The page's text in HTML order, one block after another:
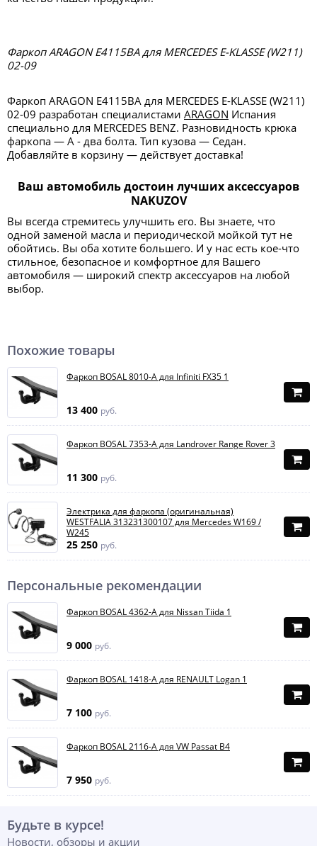
Фаркоп ARAGON E4115BA для MERCEDES E-KLASSE (W211)
02-09
Фаркоп ARAGON E4115BA для MERCEDES E-KLASSE (W211)
02-09 разработан специалистами ARAGON Испания
специально для MERCEDES BENZ. Разновидность крюка
фаркопа — А - два болта. Тип кузова — Седан.
Добавляйте в корзину — действует доставка!
Ваш автомобиль достоин лучших аксессуаров
NAKUZOV
Вы всегда стремитесь улучшить его. Вы знаете, что
одной заменой масла и периодической мойкой тут не
обойтись. Вы оба хотите большего. И у нас есть кое-что
стильное, безопасное и комфортное для Вашего
автомобиля — широкий спектр аксессуаров на любой
выбор.
Похожие товары
Фаркоп BOSAL 8010-A для Infiniti FX35 1
13 400 руб.
Фаркоп BOSAL 7353-A для Landrover Range Rover 3
11 300 руб.
Электрика для фаркопа (оригинальная)
WESTFALIA 313231300107 для Mercedes W169 /
W245
25 250 руб.
Персональные рекомендации
Фаркоп BOSAL 4362-A для Nissan Tiida 1
9 000 руб.
Фаркоп BOSAL 1418-A для RENAULT Logan 1
7 100 руб.
Фаркоп BOSAL 2116-A для VW Passat B4
7 950 руб.
Будьте в курсе!
Новости, обзоры и акции